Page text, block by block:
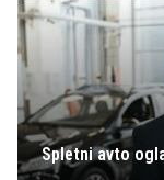
Spletni avto